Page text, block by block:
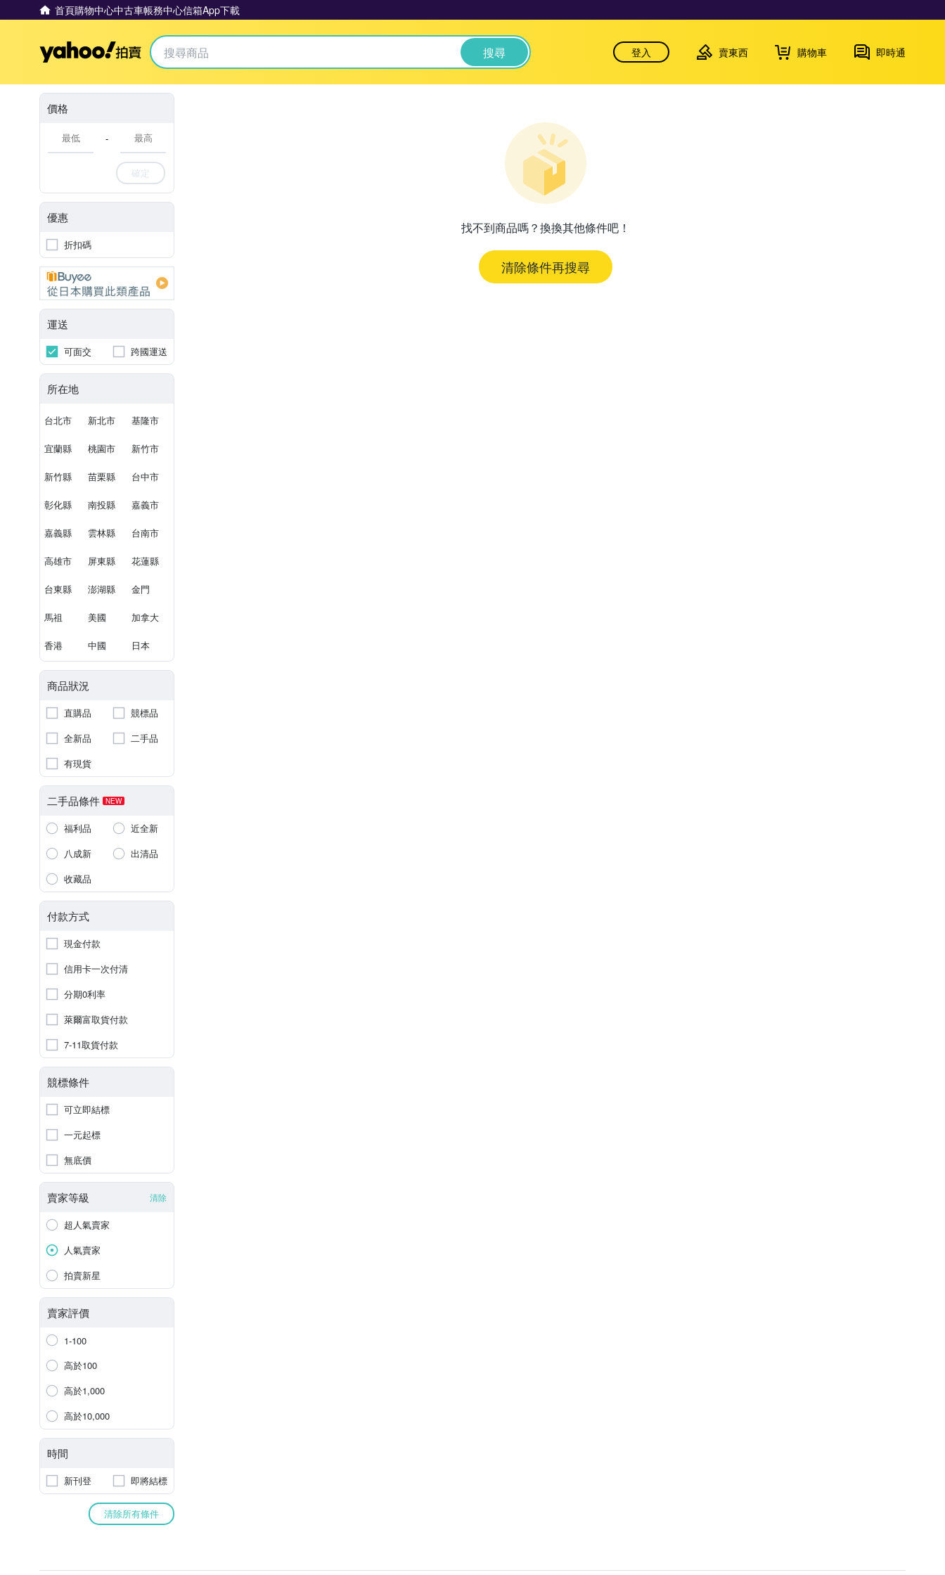
首頁購物中心中古車帳務中心信箱App下載
Yahoo拍賣 搜尋 登入 賣東西 購物車 即時通
價格
-
確定
優惠
折扣碼
運送
可面交 跨國運送
所在地
台北市 新北市 基隆市
宜蘭縣 桃園市 新竹市
新竹縣 苗栗縣 台中市
彰化縣 南投縣 嘉義市
嘉義縣 雲林縣 台南市
高雄市 屏東縣 花蓮縣
台東縣 澎湖縣 金門
馬祖 美國 加拿大
香港 中國 日本
商品狀況
直購品
競標品
全新品
二手品
有現貨
二手品條件 NEW
福利品
近全新
八成新
出清品
收藏品
付款方式
現金付款
信用卡一次付清
分期0利率
萊爾富取貨付款
7-11取貨付款
競標條件
可立即結標
一元起標
無底價
賣家等級 清除
超人氣賣家
人氣賣家
拍賣新星
賣家評價
1-100
高於100
高於1,000
高於10,000
時間
新刊登 即將結標
清除所有條件
找不到商品嗎？換換其他條件吧！
清除條件再搜尋